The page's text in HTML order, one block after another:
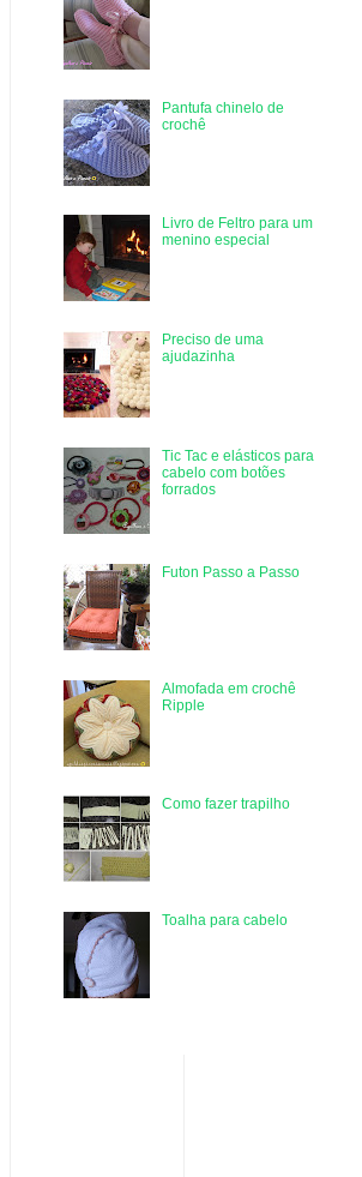
Pantufa chinelo de
crochê
Livro de Feltro para um
menino especial
Preciso de uma
ajudazinha
Tic Tac e elásticos para
cabelo com botões
forrados
Futon Passo a Passo
Almofada em crochê
Ripple
Como fazer trapilho
Toalha para cabelo